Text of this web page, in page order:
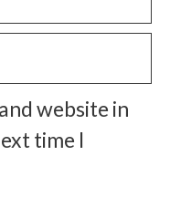
website in
time I